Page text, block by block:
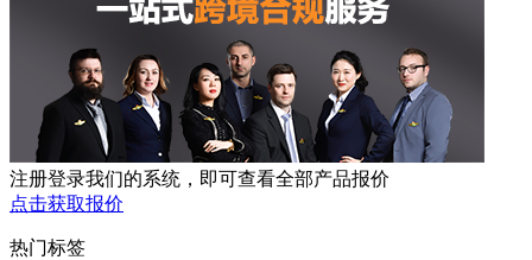
注册登录我们的系统，即可查看全部产品报价
点击获取报价
热门标签